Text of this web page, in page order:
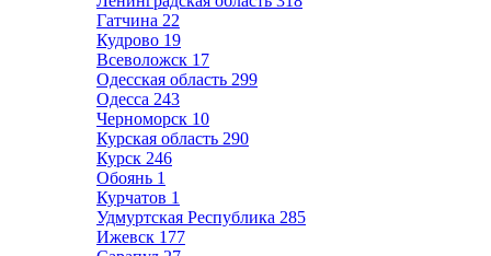
Гатчина 22
Кудрово 19
Всеволожск 17
Одесская область 299
Одесса 243
Черноморск 10
Курская область 290
Курск 246
Обоянь 1
Курчатов 1
Удмуртская Республика 285
Ижевск 177